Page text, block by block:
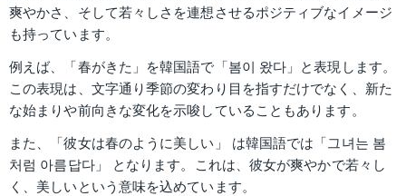
爽やかさ、そして若々しさを連想させるポジティブなイメージ
も持っています。
例えば、「春がきた」を韓国語で「봄이 왔다」と表現します。
この表現は、文字通り季節の変わり目を指すだけでなく、新た
な始まりや前向きな変化を示唆していることもあります。
また、「彼女は春のように美しい」 は韓国語では「그녀는 봄
처럼 아름답다」 となります。これは、彼女が爽やかで若々し
く、美しいという意味を込めています。